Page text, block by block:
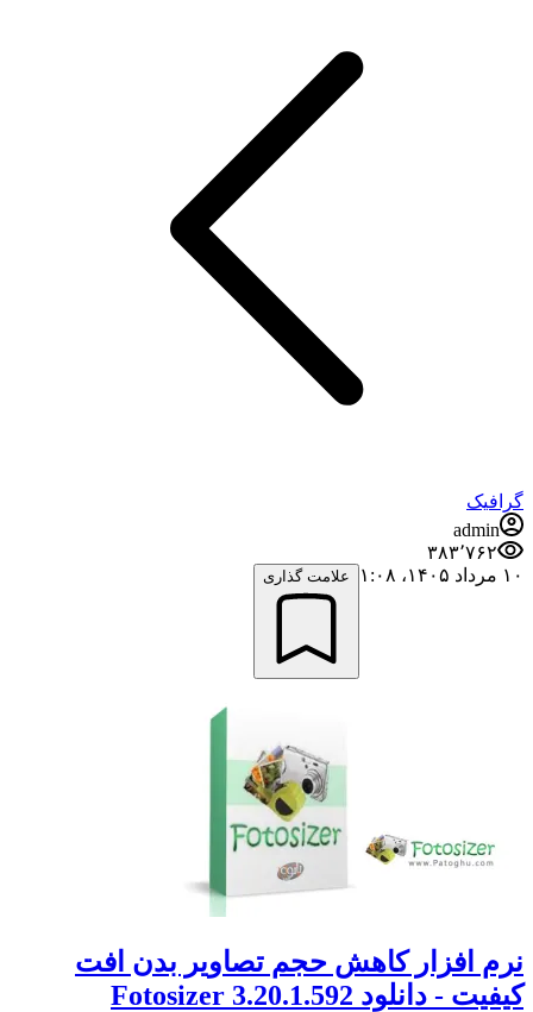
گرافیک
admin
۳۸۳٬۷۶۲
۱۰ مرداد ۱۴۰۵،‏ ۱:۰۸
علامت گذاری
نرم افزار کاهش حجم تصاویر بدن افت
کیفیت - دانلود Fotosizer 3.20.1.592